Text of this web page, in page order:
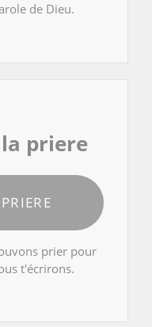
de Dieu.
priere
prier pour
t'écrirons.